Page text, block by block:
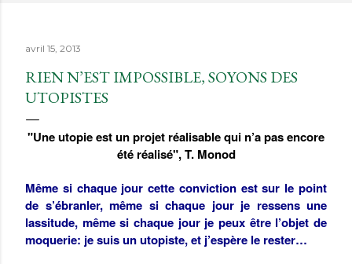
avril 15, 2013
RIEN N’EST IMPOSSIBLE, SOYONS DES
UTOPISTES
"Une utopie est un projet réalisable qui n’a pas encore
été réalisé", T. Monod
Même si chaque jour cette conviction est sur le point
de s’ébranler, même si chaque jour je ressens une
lassitude, même si chaque jour je peux être l’objet de
moquerie: je suis un utopiste, et j’espère le rester…